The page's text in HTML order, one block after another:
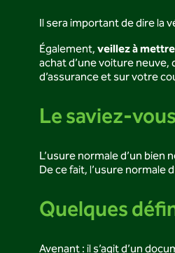
Il sera important de dire la
Également,veillez à
achat d’une voiture
d’assurance et sur votre
Le saviez-
L’usure normale d’un
De ce fait, l’usure normale
Quelques